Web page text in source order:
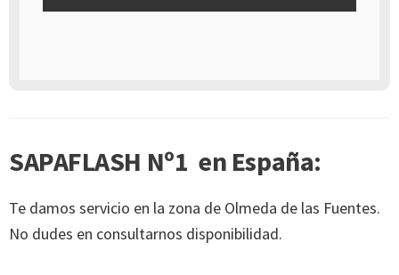
SAPAFLASH Nº1 en España:
Te damos servicio en la zona de Olmeda de las Fuentes.
No dudes en consultarnos disponibilidad.